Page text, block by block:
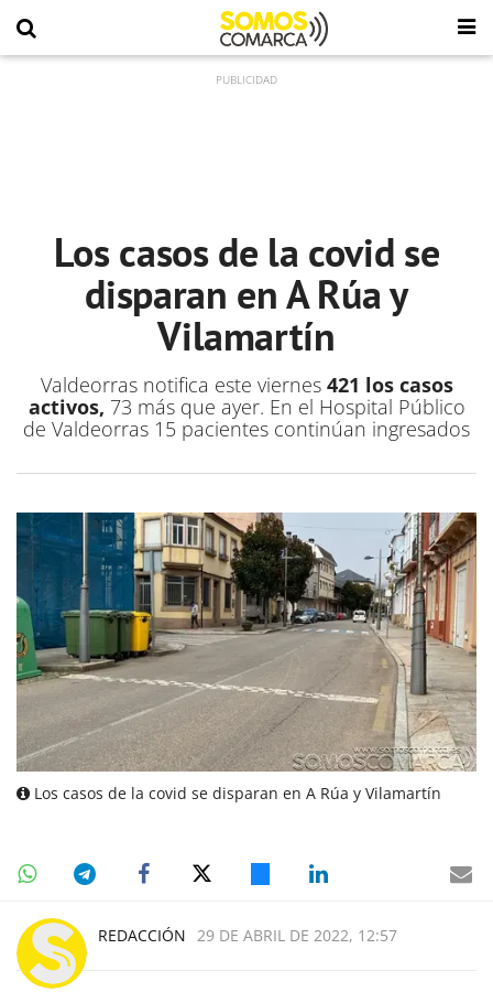
Los casos de la covid se
disparan en A Rúa y
Vilamartín
Valdeorras notifica este viernes 421 los casos
activos, 73 más que ayer. En el Hospital Público
de Valdeorras 15 pacientes continúan ingresados
Los casos de la covid se disparan en A Rúa y Vilamartín
REDACCIÓN 29 DE ABRIL DE 2022, 12:57